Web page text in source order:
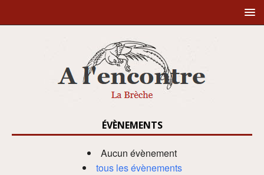
ÉVÈNEMENTS
Aucun évènement
tous les évènements